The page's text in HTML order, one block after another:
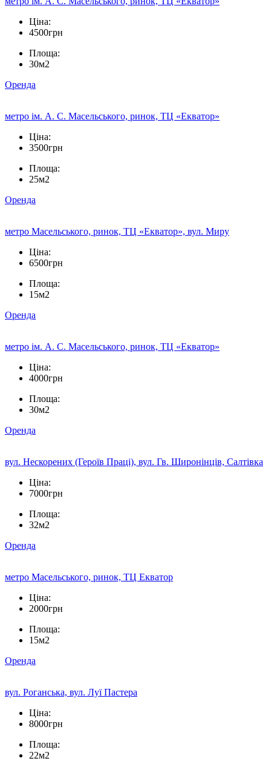
Ціна:
4500грн
Площа:
30м2
Оренда
метро ім. А. С. Масельського, ринок, ТЦ «Екватор»
Ціна:
3500грн
Площа:
25м2
Оренда
метро Масельського, ринок, ТЦ «Екватор», вул. Миру
Ціна:
6500грн
Площа:
15м2
Оренда
метро ім. А. С. Масельського, ринок, ТЦ «Екватор»
Ціна:
4000грн
Площа:
30м2
Оренда
вул. Нескорених (Героїв Праці), вул. Гв. Широнінців, Салтівка
Ціна:
7000грн
Площа:
32м2
Оренда
метро Масельського, ринок, ТЦ Екватор
Ціна:
2000грн
Площа:
15м2
Оренда
вул. Роганська, вул. Луї Пастера
Ціна:
8000грн
Площа:
22м2